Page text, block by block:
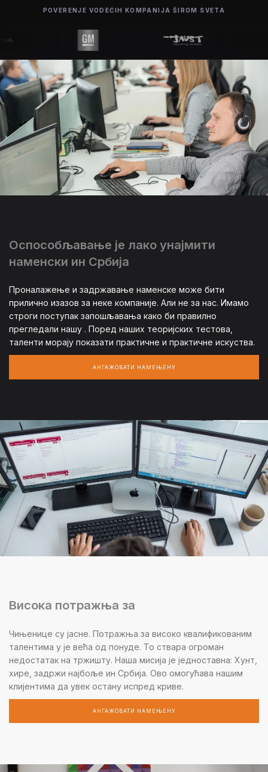
POVERENJE VODEĆIH KOMPANIJA ŠIROM SVETA
Оспособљавање је лако унајмити
наменски ин Србија
Проналажење и задржавање наменске може бити
прилично изазов за неке компаније. Али не за нас. Имамо
строги поступак запошљавања како би правилно
прегледали нашу . Поред наших теоријских тестова,
таленти морају показати практичне и практичне искуства.
АНГАЖОВАТИ НАМЕЊЕНУ
Висока потражња за
Чињенице су јасне. Потражња за високо квалификованим
талентима у је већа од понуде. То ствара огроман
недостатак на тржишту. Наша мисија је једноставна: Хунт,
хире, задржи најбоље ин Србија. Ово омогућава нашим
клијентима да увек остану испред криве.
АНГАЖОВАТИ НАМЕЊЕНУ